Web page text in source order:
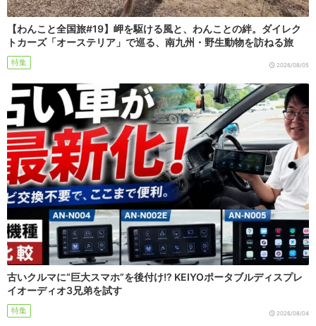
【わんこと全国旅#19】岬を駆ける風と、わんことの絆。ダイレク
トカーズ「オーステリア」で巡る、南九州・野生動物を訪ねる旅
特集 2026/08/05
古いクルマに“巨大スマホ”を後付け!? KEIYOポータブルディスプレ
イオーディオ3兄弟を試す
特集 2026/08/04